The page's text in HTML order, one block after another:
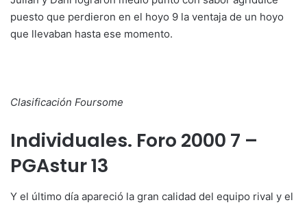
puesto que perdieron en el hoyo 9 la ventaja de un hoyo
que llevaban hasta ese momento.
Clasificación Foursome
Individuales. Foro 2000 7 –
PGAstur 13
Y el último día apareció la gran calidad del equipo rival y el